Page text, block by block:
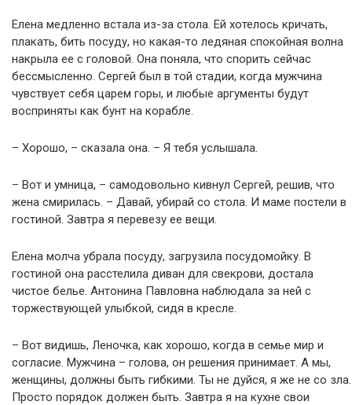
Елена медленно встала из-за стола. Ей хотелось кричать,
плакать, бить посуду, но какая-то ледяная спокойная волна
накрыла ее с головой. Она поняла, что спорить сейчас
бессмысленно. Сергей был в той стадии, когда мужчина
чувствует себя царем горы, и любые аргументы будут
восприняты как бунт на корабле.
– Хорошо, – сказала она. – Я тебя услышала.
– Вот и умница, – самодовольно кивнул Сергей, решив, что
жена смирилась. – Давай, убирай со стола. И маме постели в
гостиной. Завтра я перевезу ее вещи.
Елена молча убрала посуду, загрузила посудомойку. В
гостиной она расстелила диван для свекрови, достала
чистое белье. Антонина Павловна наблюдала за ней с
торжествующей улыбкой, сидя в кресле.
– Вот видишь, Леночка, как хорошо, когда в семье мир и
согласие. Мужчина – голова, он решения принимает. А мы,
женщины, должны быть гибкими. Ты не дуйся, я же не со зла.
Просто порядок должен быть. Завтра я на кухне свои